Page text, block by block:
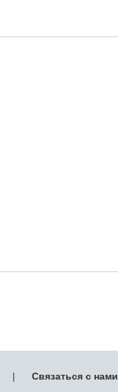
| Связаться с нами